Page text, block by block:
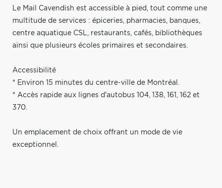
Le Mail Cavendish est accessible à pied, tout comme une
multitude de services : épiceries, pharmacies, banques,
centre aquatique CSL, restaurants, cafés, bibliothèques
ainsi que plusieurs écoles primaires et secondaires.
Accessibilité
* Environ 15 minutes du centre-ville de Montréal.
* Accès rapide aux lignes d'autobus 104, 138, 161, 162 et
370.
Un emplacement de choix offrant un mode de vie
exceptionnel.